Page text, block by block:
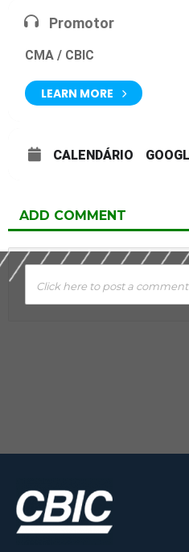
Promotor
CMA / CBIC
LEARN MORE
CALENDÁRIO
ADD COMMENT
Click here to post a comment